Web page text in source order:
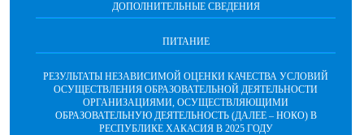
ДОПОЛНИТЕЛЬНЫЕ СВЕДЕНИЯ
ПИТАНИЕ
РЕЗУЛЬТАТЫ НЕЗАВИСИМОЙ ОЦЕНКИ КАЧЕСТВА УСЛОВИЙ
ОСУЩЕСТВЛЕНИЯ ОБРАЗОВАТЕЛЬНОЙ ДЕЯТЕЛЬНОСТИ
ОРГАНИЗАЦИЯМИ, ОСУЩЕСТВЛЯЮЩИМИ
ОБРАЗОВАТЕЛЬНУЮ ДЕЯТЕЛЬНОСТЬ (ДАЛЕЕ – НОКО) В
РЕСПУБЛИКЕ ХАКАСИЯ В 2025 ГОДУ